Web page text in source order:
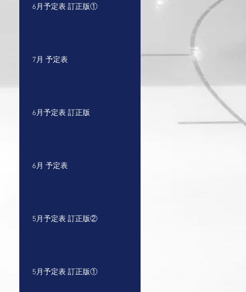
6月予定表 訂正版①
7月 予定表
6月予定表 訂正版
6月 予定表
5月予定表 訂正版②
5月予定表 訂正版①